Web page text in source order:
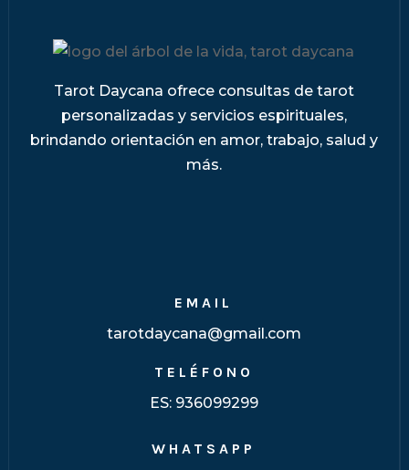
Tarot Daycana ofrece consultas de tarot
personalizadas y servicios espirituales,
brindando orientación en amor, trabajo, salud y
más.
EMAIL
tarotdaycana@gmail.com
TELÉFONO
ES: 936099299
WHATSAPP